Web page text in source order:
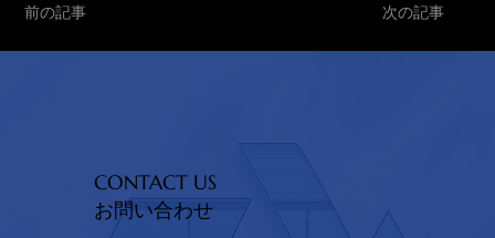
次の記事
前の記事
CONTACT US
お問い合わせ